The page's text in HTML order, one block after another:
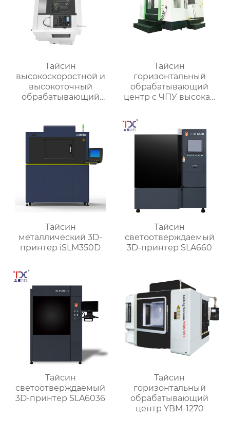
Тайсин
высокоскоростной и
высокоточный
обрабатывающий
Тайсин
горизонтальный
обрабатывающий
центр с ЧПУ высокая
Тайсин
металлический 3D-
принтер iSLM350D
Тайсин
светоотверждаемый
3D-принтер SLA660
Тайсин
светоотверждаемый
3D-принтер SLA6036
Тайсин
горизонтальный
обрабатывающий
центр YBM-1270